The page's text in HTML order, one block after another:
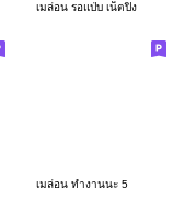
เมล่อน รอแป่บ เน็ตปิง
เมล่อน ทำงานนะ 5